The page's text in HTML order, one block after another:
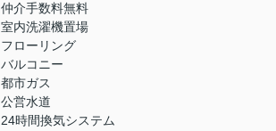
仲介手数料無料
室内洗濯機置場
フローリング
バルコニー
都市ガス
公営水道
24時間換気システム